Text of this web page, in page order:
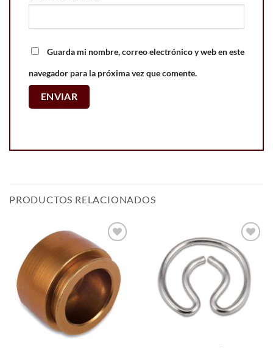
Guarda mi nombre, correo electrónico y web en este
navegador para la próxima vez que comente.
PRODUCTOS RELACIONADOS
Add to
wishlist
Add to
wishlist